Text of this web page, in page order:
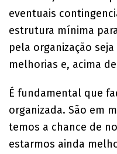
eventuais
estrutura mínima
pela organização
melhorias e, acima
É fundamental que
organizada. São em
temos a chance de
estarmos ainda